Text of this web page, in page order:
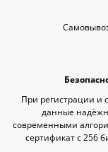
При регистрации и
данные
современными
сертификат c 256